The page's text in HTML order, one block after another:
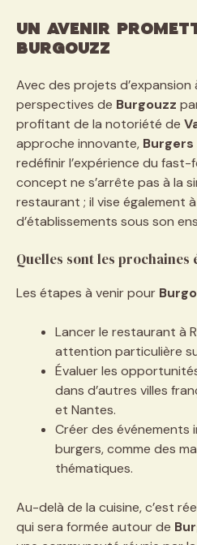
Un avenir
Burgouzz
Avec des projets d’expansion
perspectives de Burgouzz
profitant de la notoriété de
approche innovante, Burgers
redéfinir l’expérience du fast-
concept ne s’arrête pas à la
restaurant ; il vise également
d’établissements sous son
Quelles sont les prochaines
Les étapes à venir pour
Lancer le restaurant à
attention particulière
Évaluer les
dans d’autres villes
et Nantes.
Créer des
burgers, comme des
thématiques.
Au-delà de la cuisine, c’est
qui sera formée autour de